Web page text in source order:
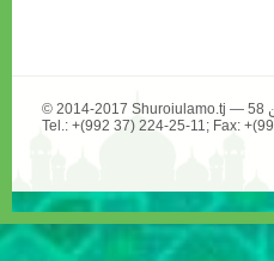
Tel.: +(992 37) 224-25-11; Fax: